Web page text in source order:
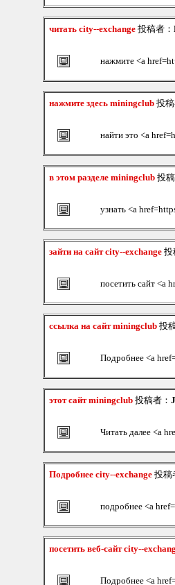
читать city--exchange投稿者：
нажмите <a
нажмите здесь miningclub投稿
найти это <a
в этом разделе miningclub投稿
узнать <a
зайти на сайт city--exchange投
посетить сайт <a
ссылка на сайт miningclub投
Подробнее <a
этот сайт miningclub投稿者：
Читать далее <a
Подробнее city--exchange投稿
подробнее <a
посетить веб-сайт city--
Подробнее <a